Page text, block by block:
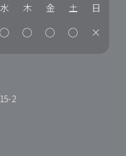
水 木 金 土 日
◯ ◯ ◯ ◯ ×
2